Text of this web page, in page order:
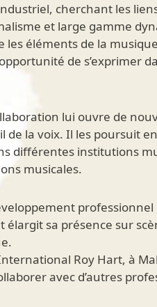
cherchant les
et large gamme
les éléments de la
de s’exprimer
lui ouvre de
de la voix. Il les poursuit en
différentes institutions
musicales.
professionnel
élargit sa présence sur
Roy Hart, à
avec d’autres